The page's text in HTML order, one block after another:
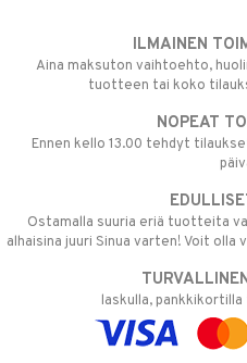
ILMAINEN
Aina maksuton vaihtoehto,
tuotteen tai koko
NOPEAT
Ennen kello 13.00 tehdyt
Ostamalla suuria eriä tuotteita
alhaisina juuri Sinua varten! Voit
laskulla,